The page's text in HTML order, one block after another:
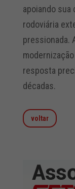
apoiando sua
rodoviária
pressionada.
resposta
décadas.
voltar